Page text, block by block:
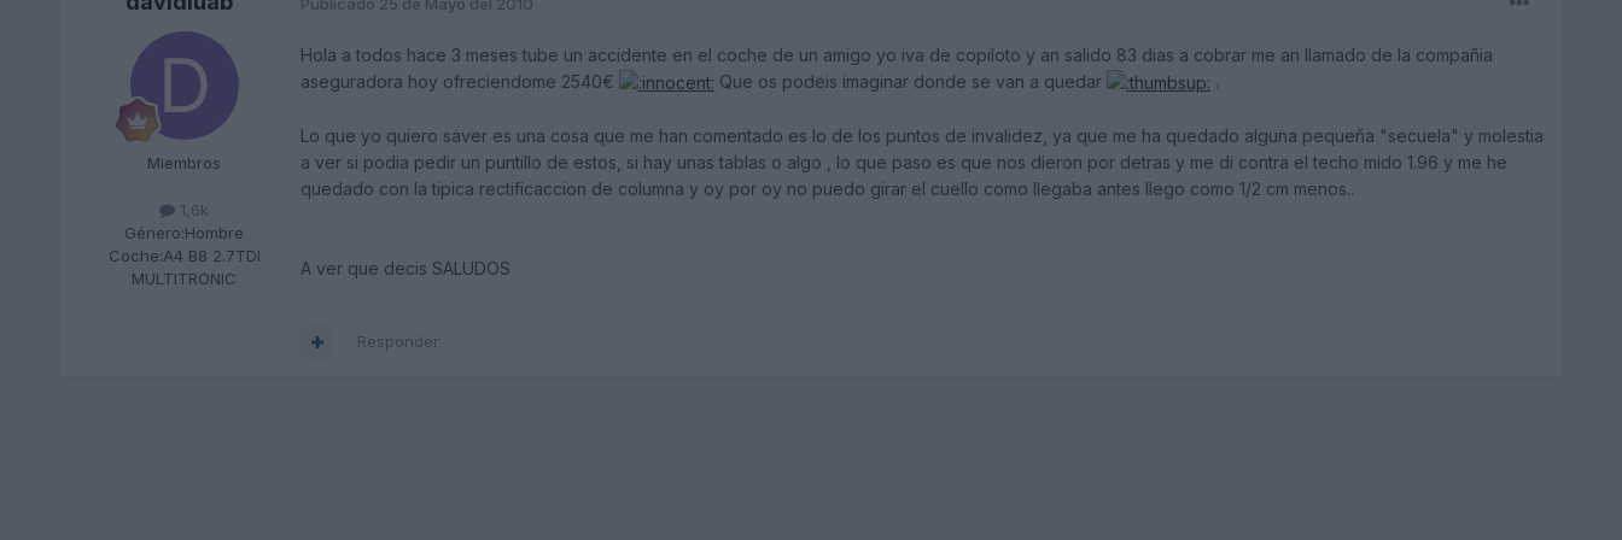
Miembros
1,6k
Género:Hombre
Coche:A4 B8 2.7TDI
MULTITRONIC
Hola a todos hace 3 meses tube un accidente en el coche de un amigo yo iva de copiloto y an salido 83 dias a cobrar me an llamado de la compañia
aseguradora hoy ofreciendome 2540€
Que os podeis imaginar donde se van a quedar .
Lo que yo quiero saver es una cosa que me han comentado es lo de los puntos de invalidez, ya que me ha quedado alguna pequeña "secuela" y molestia
a ver si podia pedir un puntillo de estos, si hay unas tablas o algo , lo que paso es que nos dieron por detras y me di contra el techo mido 1.96 y me he
quedado con la tipica rectificaccion de columna y oy por oy no puedo girar el cuello como llegaba antes llego como 1/2 cm menos..
A ver que decis SALUDOS
Responder